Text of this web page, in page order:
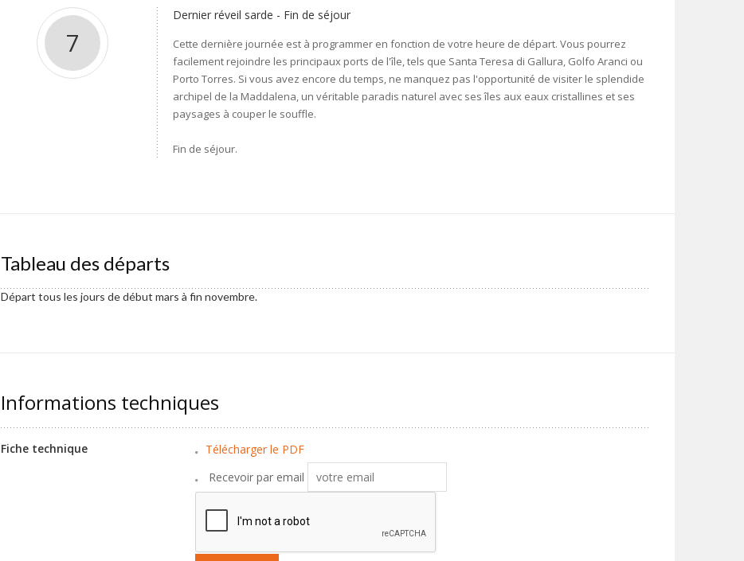
7
Dernier réveil sarde - Fin de séjour
Cette dernière journée est à programmer en fonction de votre heure de départ. Vous pourrez
facilement rejoindre les principaux ports de l'île, tels que Santa Teresa di Gallura, Golfo Aranci ou
Porto Torres. Si vous avez encore du temps, ne manquez pas l'opportunité de visiter le splendide
archipel de la Maddalena, un véritable paradis naturel avec ses îles aux eaux cristallines et ses
paysages à couper le souffle.
Fin de séjour.
Tableau des départs
Départ tous les jours de début mars à fin novembre.
Informations techniques
Fiche technique
Télécharger le PDF
Recevoir par email